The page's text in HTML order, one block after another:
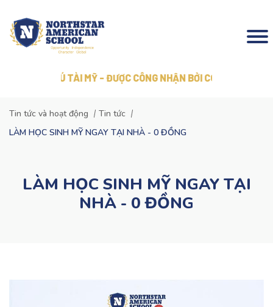
TÚ TÀI MỸ - ĐƯỢC CÔNG NHẬN BỞI COGNIA
Tin tức và hoạt động
Tin tức
LÀM HỌC SINH MỸ NGAY TẠI NHÀ - 0 ĐỒNG
LÀM HỌC SINH MỸ NGAY TẠI
NHÀ - 0 ĐỒNG